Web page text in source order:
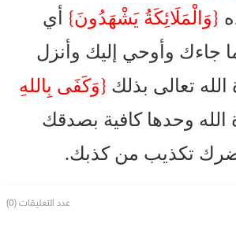
{وَالْمَلَائِكَةُ يَشْهَدُونَ}
أي
جاءك وأوحي إليك وأنزل
تعالى بذلك {وَكَفَى بِاللهِ
الله وحدها كافية بصدقك
تكذيب من كذبك.
عدد التعليقات (0)